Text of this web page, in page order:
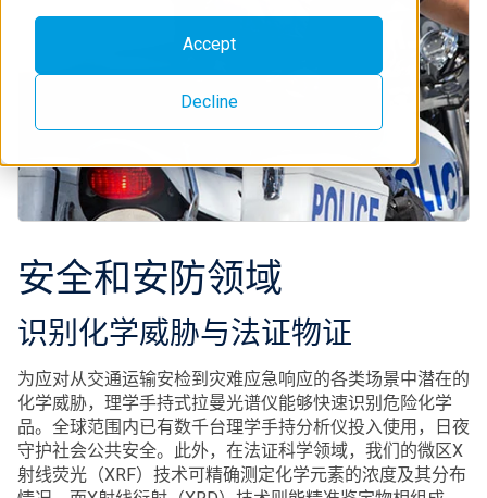
Accept
Decline
安全和安防领域
识别化学威胁与法证物证
为应对从交通运输安检到灾难应急响应的各类场景中潜在的
化学威胁，理学手持式拉曼光谱仪能够快速识别危险化学
品。全球范围内已有数千台理学手持分析仪投入使用，日夜
守护社会公共安全。此外，在法证科学领域，我们的微区X
射线荧光（XRF）技术可精确测定化学元素的浓度及其分布